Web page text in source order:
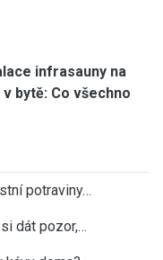
infrasauny na
v bytě: Co všechno
potraviny…
dát pozor,…